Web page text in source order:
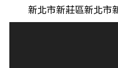
新北市新莊區新北市